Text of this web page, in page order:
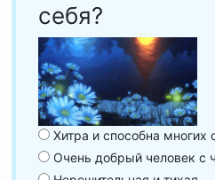
себя?
Хитра и способна многих
Очень добрый человек с